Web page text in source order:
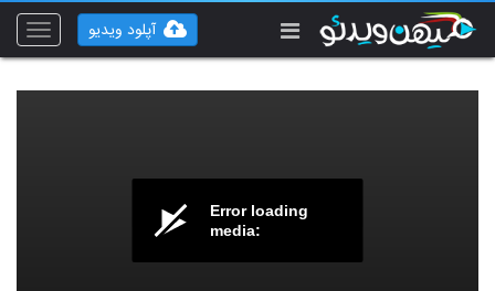
Toggle
آپلود ویدیو
Error loading
media: